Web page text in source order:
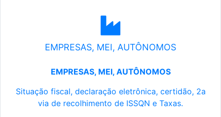
EMPRESAS, MEI, AUTÔNOMOS
EMPRESAS, MEI, AUTÔNOMOS
Situação fiscal, declaração eletrônica, certidão, 2a
via de recolhimento de ISSQN e Taxas.